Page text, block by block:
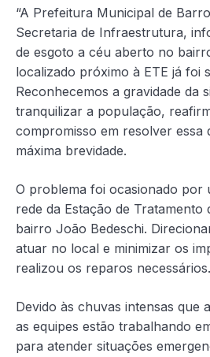
“A Prefeitura Municipal de
Secretaria de Infraestrutura,
de esgoto a céu aberto no
localizado próximo à ETE já foi
Reconhecemos a gravidade da
tranquilizar a população,
compromisso em resolver essa
máxima brevidade.
O problema foi ocasionado por
rede da Estação de Tratamento
bairro João Bedeschi.
atuar no local e minimizar os
realizou os reparos necessários.
Devido às chuvas intensas que
as equipes estão trabalhando
para atender situações